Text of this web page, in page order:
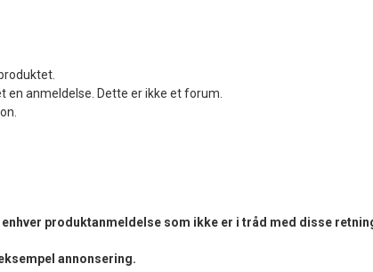
en anmeldelse. Dette er ikke et forum.
produktanmeldelse som ikke er i tråd med disse
annonsering.